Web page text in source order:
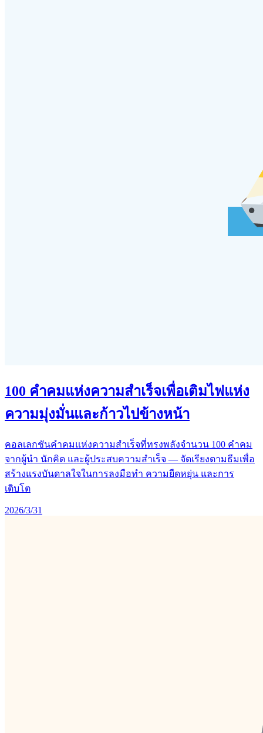
100 คำคมแห่งความสำเร็จเพื่อเติมไฟแห่ง
ความมุ่งมั่นและก้าวไปข้างหน้า
คอลเลกชันคำคมแห่งความสำเร็จที่ทรงพลังจำนวน 100 คำคม
จากผู้นำ นักคิด และผู้ประสบความสำเร็จ — จัดเรียงตามธีมเพื่อ
สร้างแรงบันดาลใจในการลงมือทำ ความยืดหยุ่น และการ
เติบโต
2026/3/31